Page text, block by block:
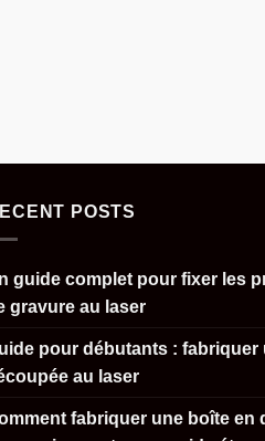
POSTS
guide complet pour fixer les
gravure au laser
pour débutants : fabriquer
au laser
fabriquer une boîte en